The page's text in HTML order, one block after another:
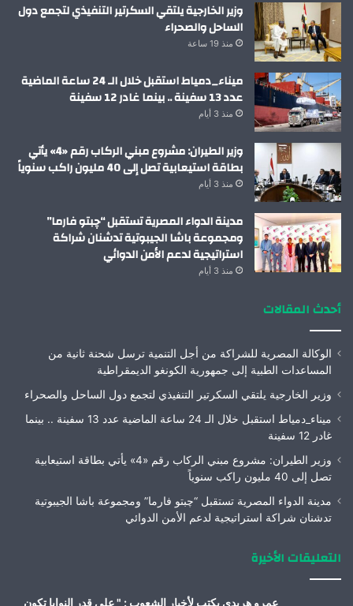
وزير الخارجية يلتقي السكرتير التنفيذي لتجمع دول
الساحل والصحراء
منذ 19 ساعة
ميناء_دمياط استقبل خلال الـ 24 ساعة الماضية
عدد 13 سفينة .. بينما غادر 12 سفينة
منذ 3 أيام
وزير الطيران: مشروع مبني الركاب رقم «4» يأتي
بطاقة استيعابية تصل إلى 40 مليون راكب سنوياً
منذ 3 أيام
مدينة الدواء المصرية تستقبل “چبتو فارما”
ومجموعة باشا الجيبوتية تدشنان شراكة
استراتيجية لدعم الأمن الدوائي
منذ 3 أيام
أحدث المقالات
الوكالة المصرية للشراكة من أجل التنمية ترسل شحنة ثانية من
المساعدات الطبية إلى جمهورية الكونغو الديمقراطية
وزير الخارجية يلتقي السكرتير التنفيذي لتجمع دول الساحل والصحراء
ميناء_دمياط استقبل خلال الـ 24 ساعة الماضية عدد 13 سفينة .. بينما
غادر 12 سفينة
وزير الطيران: مشروع مبني الركاب رقم «4» يأتي بطاقة استيعابية
تصل إلى 40 مليون راكب سنوياً
مدينة الدواء المصرية تستقبل “چبتو فارما” ومجموعة باشا الجيبوتية
تدشنان شراكة استراتيجية لدعم الأمن الدوائي
التعليقات الأخيرة
عمرو هريدى يكتب لأخبار الشعوب : " على قدر النوايا تكون